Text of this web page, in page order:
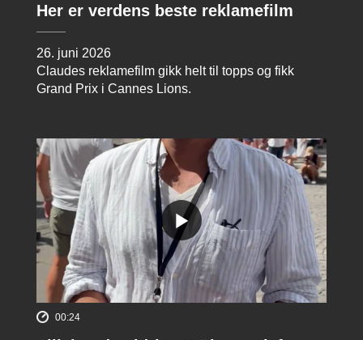
Her er verdens beste reklamefilm
26. juni 2026
Claudes reklamefilm gikk helt til topps og fikk
Grand Prix i Cannes Lions.
00:24